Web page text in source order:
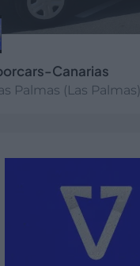
Canarias
Palmas (Las Palmas)